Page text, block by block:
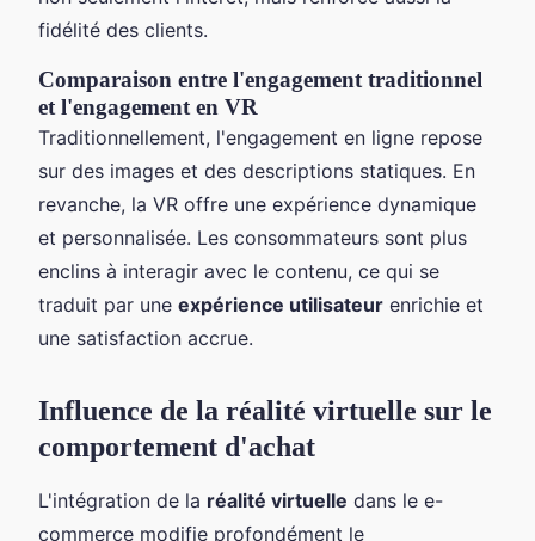
fidélité des clients.
Comparaison entre l'engagement traditionnel
et l'engagement en VR
Traditionnellement, l'engagement en ligne repose
sur des images et des descriptions statiques. En
revanche, la VR offre une expérience dynamique
et personnalisée. Les consommateurs sont plus
enclins à interagir avec le contenu, ce qui se
traduit par une expérience utilisateur enrichie et
une satisfaction accrue.
Influence de la réalité virtuelle sur le
comportement d'achat
L'intégration de la réalité virtuelle dans le e-
commerce modifie profondément le